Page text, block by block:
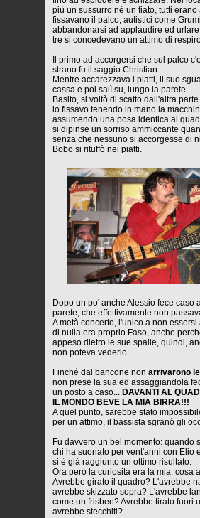
più un sussurro nè un fiato, tutti erano
fissavano il palco, autistici come
abbandonarsi ad applaudire ed
tre si concedevano un attimo di
Il primo ad accorgersi che sul palco
strano fu il saggio Christian.
Mentre accarezzava i piatti, il suo
cassa e poi salì su, lungo la parete.
Basito, si voltò di scatto dall'altra
lo fissavo tenendo in mano la
assumendo una posa identica al
si dipinse un sorriso ammiccante
senza che nessuno si accorgesse di
Bobo si rituffò nei piatti.
Dopo un po' anche Alessio fece caso
parete, che effettivamente non
A metà concerto, l'unico a non
di nulla era proprio Faso, anche
appeso dietro le sue spalle, quindi,
non poteva vederlo.
Finché dal bancone non arrivarono
non prese la sua ed assaggiandola
un posto a caso... DAVANTI AL
IL MONDO BEVE LA MIA BIRRA!!!
A quel punto, sarebbe stato
per un attimo, il bassista sgranò gli
Fu davvero un bel momento: quando
chi ha suonato per vent'anni con Elio
si è già raggiunto un ottimo risultato.
Ora però la curiosità era la mia: cosa
Avrebbe girato il quadro? L'avrebbe
avrebbe skizzato sopra? L'avrebbe
come un frisbee? Avrebbe tirato fuori
avrebbe stecchiti?